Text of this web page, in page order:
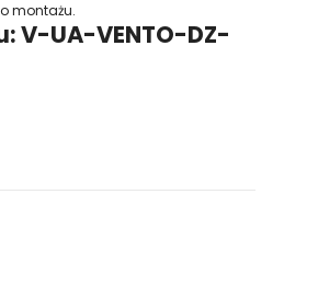
montażu.
V-UA-VENTO-DZ-